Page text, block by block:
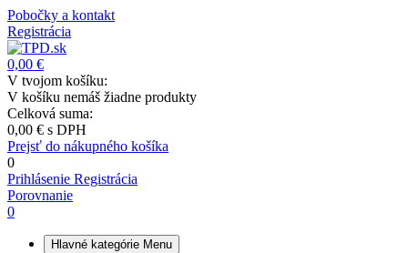
Pobočky a kontakt
Registrácia
0,00 €
V tvojom košíku:
V košíku nemáš žiadne produkty
Celková suma:
0,00 € s DPH
Prejsť do nákupného košíka
0
Prihlásenie Registrácia
Porovnanie
0
Hlavné kategórie Menu